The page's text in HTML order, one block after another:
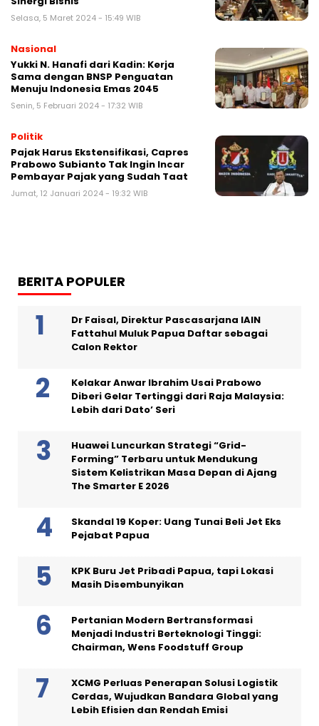
Selasa, 5 Maret 2024 - 15:49 WIB
Nasional
Yukki N. Hanafi dari Kadin: Kerja
Sama dengan BNSP Penguatan
Menuju Indonesia Emas 2045
Senin, 5 Februari 2024 - 17:32 WIB
Politik
Pajak Harus Ekstensifikasi, Capres
Prabowo Subianto Tak Ingin Incar
Pembayar Pajak yang Sudah Taat
Jumat, 12 Januari 2024 - 19:32 WIB
BERITA POPULER
Dr Faisal, Direktur Pascasarjana IAIN
Fattahul Muluk Papua Daftar sebagai
Calon Rektor
Kelakar Anwar Ibrahim Usai Prabowo
Diberi Gelar Tertinggi dari Raja Malaysia:
Lebih dari Dato’ Seri
Huawei Luncurkan Strategi “Grid-
Forming” Terbaru untuk Mendukung
Sistem Kelistrikan Masa Depan di Ajang
The Smarter E 2026
Skandal 19 Koper: Uang Tunai Beli Jet Eks
Pejabat Papua
KPK Buru Jet Pribadi Papua, tapi Lokasi
Masih Disembunyikan
Pertanian Modern Bertransformasi
Menjadi Industri Berteknologi Tinggi:
Chairman, Wens Foodstuff Group
XCMG Perluas Penerapan Solusi Logistik
Cerdas, Wujudkan Bandara Global yang
Lebih Efisien dan Rendah Emisi